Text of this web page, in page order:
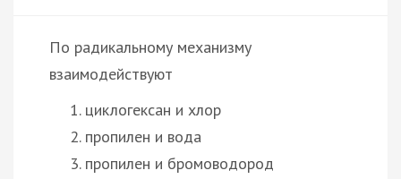
По радикальному механизму
взаимодействуют
циклогексан и хлор
пропилен и вода
пропилен и бромоводород